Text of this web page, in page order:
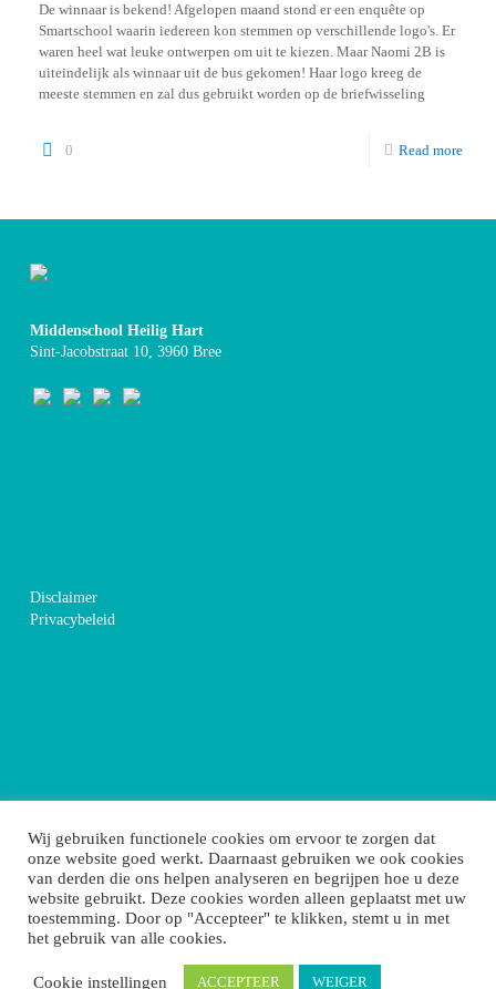
De winnaar is bekend! Afgelopen maand stond er een enquête op
Smartschool waarin iedereen kon stemmen op verschillende logo's. Er
waren heel wat leuke ontwerpen om uit te kiezen. Maar Naomi 2B is
uiteindelijk als winnaar uit de bus gekomen! Haar logo kreeg de
meeste stemmen en zal dus gebruikt worden op de briefwisseling
0 Read more
Middenschool Heilig Hart
Sint-Jacobstraat 10, 3960 Bree
Disclaimer
Privacybeleid
Wij gebruiken functionele cookies om ervoor te zorgen dat
onze website goed werkt. Daarnaast gebruiken we ook cookies
van derden die ons helpen analyseren en begrijpen hoe u deze
website gebruikt. Deze cookies worden alleen geplaatst met uw
toestemming. Door op "Accepteer" te klikken, stemt u in met
het gebruik van alle cookies.
Cookie instellingen ACCEPTEER WEIGER